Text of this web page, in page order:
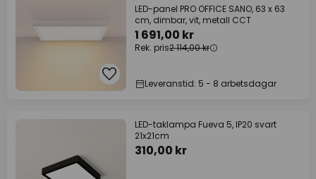
LED-panel PRO OFFICE SANO, 63 x 63
cm, dimbar, vit, metall CCT
1 691,00 kr
Rek. pris2 114,00 kr
Leveranstid: 5 - 8 arbetsdagar
LED-taklampa Fueva 5, IP20 svart
21x21cm
310,00 kr